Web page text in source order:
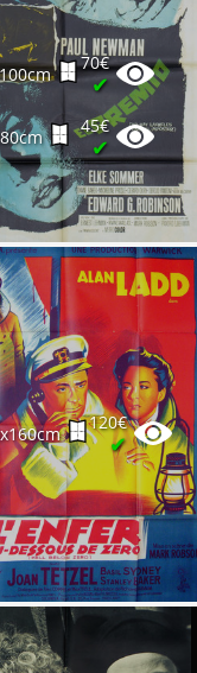
70€
✔
45€
✔
120€
✔